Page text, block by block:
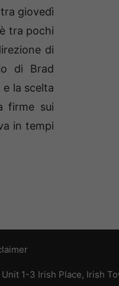
giovedì
tra pochi
di
di Brad
la scelta
firme sui
in tempi
1-3 Irish Place, Irish